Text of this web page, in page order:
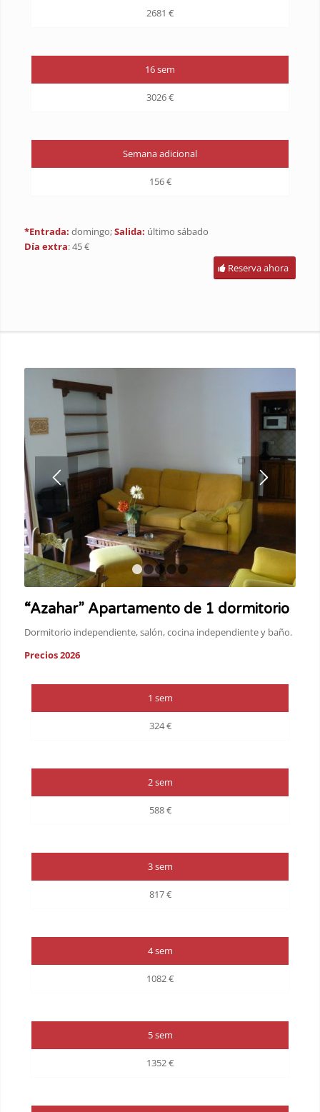
2681 €
16 sem
3026 €
Semana adicional
156 €
*Entrada: domingo;Salida: último sábado
Día extra: 45 €
Reserva ahora
3 4 5
“Azahar” Apartamento de 1 dormitorio
Dormitorio independiente, salón, cocina independiente y baño.
Precios 2026
1 sem
324 €
2 sem
588 €
3 sem
817 €
4 sem
1082 €
5 sem
1352 €